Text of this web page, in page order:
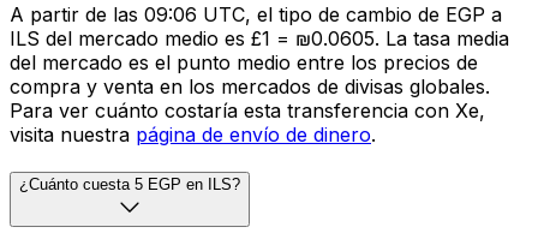
A partir de las 09:06 UTC, el tipo de cambio de EGP a
ILS del mercado medio es £1 = ₪0.0605. La tasa media
del mercado es el punto medio entre los precios de
compra y venta en los mercados de divisas globales.
Para ver cuánto costaría esta transferencia con Xe,
visita nuestra página de envío de dinero.
¿Cuánto cuesta 5 EGP en ILS?